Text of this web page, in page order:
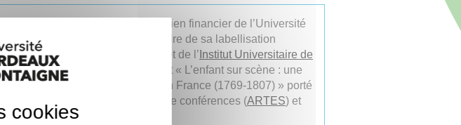
Ce projet est réalisé avec le soutien financier de l’Université
Bordeaux Montaigne dans le cadre de sa labellisation
Science avec et pour la société
et de l’ Institut Universitaire de
France
dans le cadre du projet « L’enfant sur scène : une
autre expérience de spectacle en France (1769-1807) » porté
par Pauline Beaucé, maitresse de conférences (ARTES) et
membre Junior de l’
cookies